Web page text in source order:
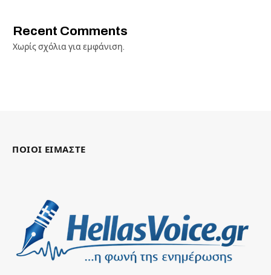
Recent Comments
Χωρίς σχόλια για εμφάνιση.
ΠΟΙΟΙ ΕΙΜΑΣΤΕ